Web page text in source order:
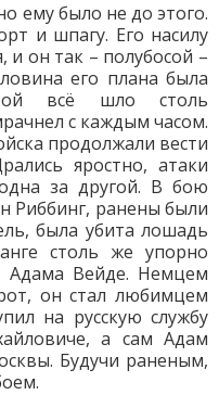
ему было не до этого.
и шпагу. Его насилу
и он так – полубосой –
его плана была
всё шло столь
с каждым часом.
продолжали вести
яростно, атаки
за другой. В бою
Риббинг, ранены были
была убита лошадь
столь же упорно
Адама Вейде. Немцем
он стал любимцем
на русскую службу
а сам Адам
Будучи раненым,